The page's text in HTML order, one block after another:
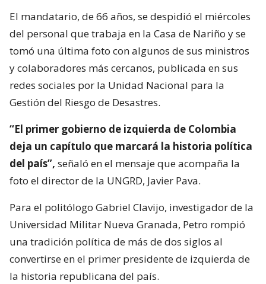
El mandatario, de 66 años, se despidió el miércoles
del personal que trabaja en la Casa de Nariño y se
tomó una última foto con algunos de sus ministros
y colaboradores más cercanos, publicada en sus
redes sociales por la Unidad Nacional para la
Gestión del Riesgo de Desastres.
“El primer gobierno de izquierda de Colombia
deja un capítulo que marcará la historia política
del país”, señaló en el mensaje que acompaña la
foto el director de la UNGRD, Javier Pava.
Para el politólogo Gabriel Clavijo, investigador de la
Universidad Militar Nueva Granada, Petro rompió
una tradición política de más de dos siglos al
convertirse en el primer presidente de izquierda de
la historia republicana del país.